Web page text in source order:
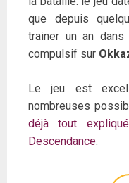
que depuis
trainer un an
compulsif sur
Le jeu est
nombreuses
déjà tout
Descendance.